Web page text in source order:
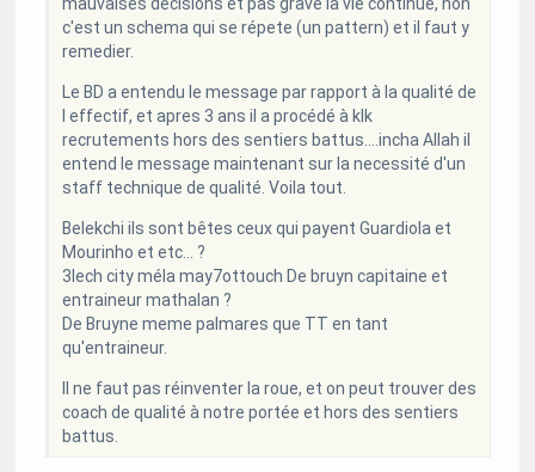
c'est un schema qui se répete (un pattern) et il faut y
remedier.
Le BD a entendu le message par rapport à la qualité de
l effectif, et apres 3 ans il a procédé à klk
recrutements hors des sentiers battus....incha Allah il
entend le message maintenant sur la necessité d'un
staff technique de qualité. Voila tout.
Belekchi ils sont bêtes ceux qui payent Guardiola et
Mourinho et etc... ?
3lech city méla may7ottouch De bruyn capitaine et
entraineur mathalan ?
De Bruyne meme palmares que TT en tant
qu'entraineur.
Il ne faut pas réinventer la roue, et on peut trouver des
coach de qualité à notre portée et hors des sentiers
battus.